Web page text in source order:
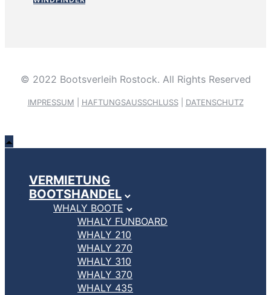
© 2022 Bootsverleih Rostock. All Rights Reserved
IMPRESSUM HAFTUNGSAUSSCHLUSS| DATENSCHUTZ
VERMIETUNG
BOOTSHANDEL
WHALY BOOTE
WHALY FUNBOARD
WHALY 210
WHALY 270
WHALY 310
WHALY 370
WHALY 435